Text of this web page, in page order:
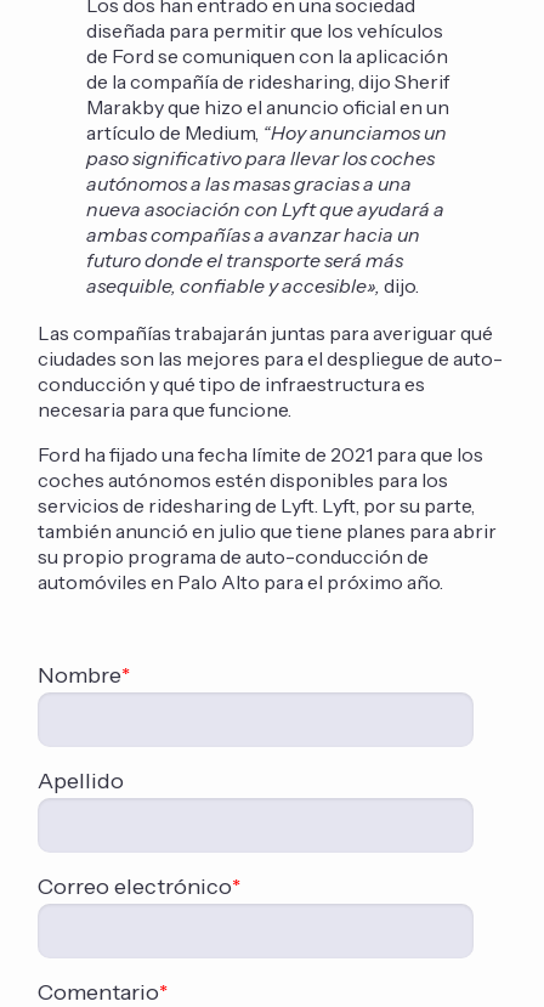
Los dos han entrado en una sociedad
diseñada para permitir que los vehículos
de Ford se comuniquen con la aplicación
de la compañía de ridesharing, dijo Sherif
Marakby que hizo el anuncio oficial en un
artículo de Medium, “Hoy anunciamos un
paso significativo para llevar los coches
autónomos a las masas gracias a una
nueva asociación con Lyft que ayudará a
ambas compañías a avanzar hacia un
futuro donde el transporte será más
asequible, confiable y accesible», dijo.
Las compañías trabajarán juntas para averiguar qué
ciudades son las mejores para el despliegue de auto-
conducción y qué tipo de infraestructura es
necesaria para que funcione.
Ford ha fijado una fecha límite de 2021 para que los
coches autónomos estén disponibles para los
servicios de ridesharing de Lyft. Lyft, por su parte,
también anunció en julio que tiene planes para abrir
su propio programa de auto-conducción de
automóviles en Palo Alto para el próximo año.
Nombre*
Apellido
Correo electrónico*
Comentario*